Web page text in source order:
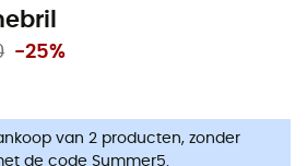
-25%
van 2 producten, zonder
de code Summer5.